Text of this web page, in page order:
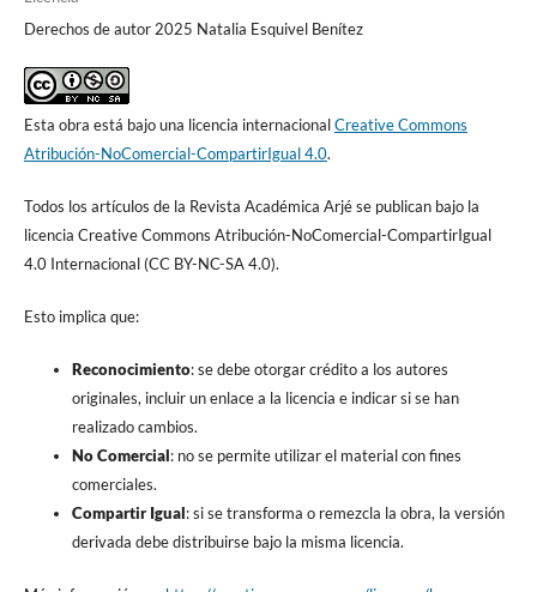
Derechos de autor 2025 Natalia Esquivel Benítez
Esta obra está bajo una licencia internacionalCreative Commons
Atribución-NoComercial-CompartirIgual 4.0.
Todos los artículos de la Revista Académica Arjé se publican bajo la
licencia Creative Commons Atribución-NoComercial-CompartirIgual
4.0 Internacional (CC BY-NC-SA 4.0).
Esto implica que:
Reconocimiento: se debe otorgar crédito a los autores
originales, incluir un enlace a la licencia e indicar si se han
realizado cambios.
No Comercial: no se permite utilizar el material con fines
comerciales.
Compartir Igual: si se transforma o remezcla la obra, la versión
derivada debe distribuirse bajo la misma licencia.